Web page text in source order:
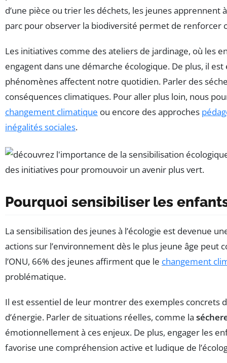
d’une pièce ou trier les déchets, les jeunes
parc pour observer la biodiversité permet de renforcer
Les initiatives comme des ateliers de jardinage, où les
engagent dans une démarche écologique. De plus, il
phénomènes affectent notre quotidien. Parler des
conséquences climatiques. Pour aller plus loin, nous
changement climatique ou encore des approches
inégalités sociales.
Pourquoi sensibiliser les
La sensibilisation des jeunes à l’écologie est devenue
actions sur l’environnement dès le plus jeune âge peut
l’ONU, 66% des jeunes affirment que le changement
problématique.
Il est essentiel de leur montrer des exemples concrets
d’énergie. Parler de situations réelles, comme la
émotionnellement à ces enjeux. De plus, engager les
favorise une compréhension active et ludique de